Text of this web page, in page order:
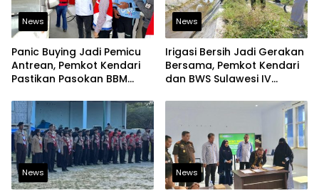
News
Panic Buying Jadi Pemicu
Antrean, Pemkot Kendari
Pastikan Pasokan BBM
News
Irigasi Bersih Jadi Gerakan
Bersama, Pemkot Kendari
dan BWS Sulawesi IV
Pangan
News News